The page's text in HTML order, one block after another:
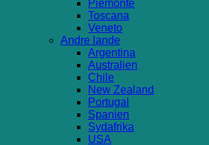
Piemonte
Toscana
Veneto
Andre lande
Argentina
Australien
Chile
New Zealand
Portugal
Spanien
Sydafrika
USA